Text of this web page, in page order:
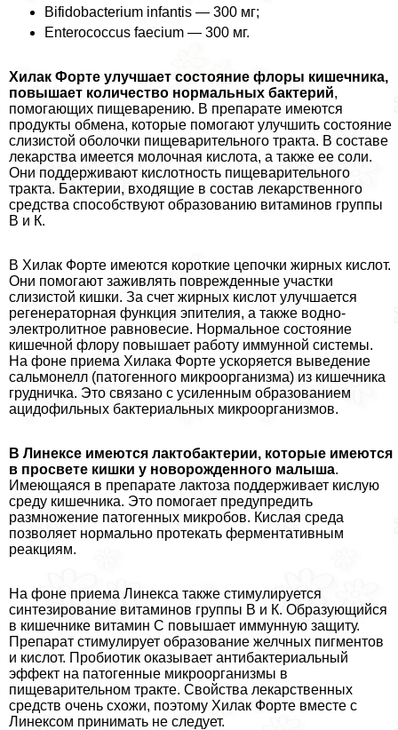
Bifidobacterium infantis — 300 мг;
Enterococcus faecium — 300 мг.
Хилак Форте улучшает состояние флоры кишечника,
повышает количество нормальных бактерий,
помогающих пищеварению. В препарате имеются
продукты обмена, которые помогают улучшить состояние
слизистой оболочки пищеварительного тpaкта. В составе
лекарства имеется молочная кислота, а также ее соли.
Они поддерживают кислотность пищеварительного
тpaкта. Бактерии, входящие в состав лекарственного
средства способствуют образованию витаминов группы
В и К.
В Хилак Форте имеются короткие цепочки жирных кислот.
Они помогают заживлять поврежденные участки
слизистой кишки. За счет жирных кислот улучшается
регенераторная функция эпителия, а также водно-
электролитное равновесие. Нормальное состояние
кишечной флору повышает работу иммунной системы.
На фоне приема Хилака Форте ускоряется выведение
сальмонелл (патогенного микроорганизма) из кишечника
грудничка. Это связано с усиленным образованием
ацидофильных бактериальных микроорганизмов.
В Линексе имеются лактобактерии, которые имеются
в просвете кишки у новорожденного малыша.
Имеющаяся в препарате лактоза поддерживает кислую
среду кишечника. Это помогает предупредить
размножение патогенных микробов. Кислая среда
позволяет нормально протекать ферментативным
реакциям.
На фоне приема Линекса также стимулируется
синтезирование витаминов группы В и К. Образующийся
в кишечнике витамин С повышает иммунную защиту.
Препарат стимулирует образование желчных пигментов
и кислот. Пробиотик оказывает антибактериальный
эффект на патогенные микроорганизмы в
пищеварительном тpaкте. Свойства лекарственных
средств очень схожи, поэтому Хилак Форте вместе с
Линексом принимать не следует.